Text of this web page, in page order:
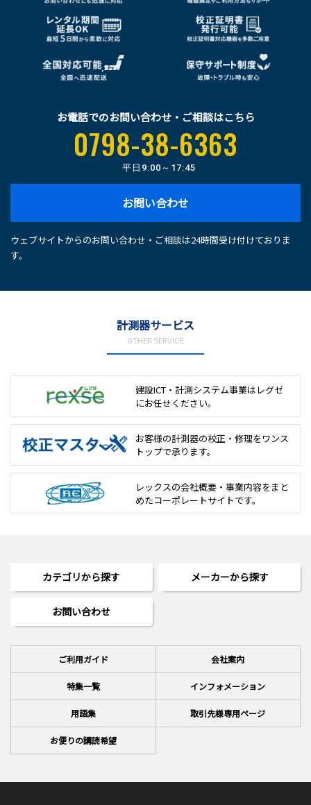
お電話でのお問い合わせ・ご相談はこちら
0798-38-6363
平日 9:00～17:45
お問い合わせ
ウェブサイトからのお問い合わせ・ご相談は24時間受け付けておりま
す。
計測器サービス
OTHER SERVICE
建設ICT・計測システム事業は レグゼ
にお任せください。
お客様の計測器の校正・修理をワンス
トップで承ります。
レックスの会社概要・事業内容をまと
めたコーポレートサイトです。
カテゴリから探す メーカーから探す
お問い合わせ
ご利用ガイド 会社案内
特集一覧 インフォメーション
用語集 取引先様専用ページ
お便りの講読希望